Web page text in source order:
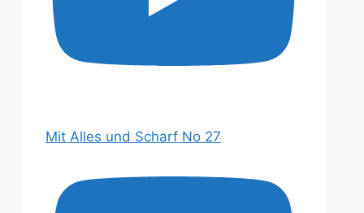
Mit Alles und Scharf No 27